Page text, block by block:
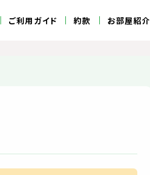
ご利用ガイド 約款 お部屋紹介